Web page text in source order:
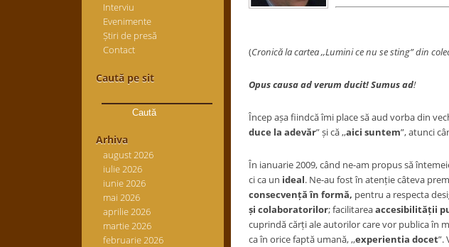
Interviu
Evenimente
Știri de presă
Contact
Caută pe sit
după:
Arhiva
august 2026
iulie 2026
iunie 2026
mai 2026
aprilie 2026
martie 2026
februarie 2026
(Cronică la cartea ,,Lumini ce nu se sting” din
Opus causa ad verum ducit! Sumus ad!
Încep așa fiindcă îmi place să aud vorba din
duce la adevăr” și că ,,aici suntem”, atunci
În ianuarie 2009, când ne-am propus să
ci ca un ideal. Ne-au fost în atenție câteva
consecvență în formă, pentru a respecta
și colaboratorilor; facilitareaaccesibilității
cuprindă cărți ale autorilor care vor publica în
ca în orice faptă umană, ,,experientia docet”.